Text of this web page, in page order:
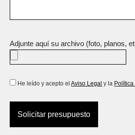
Adjunte aquí su archivo (foto, planos,
He leído y acepto elAviso Legal y la Política